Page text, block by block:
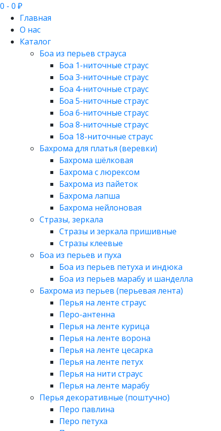
0 - 0 ₽
Главная
О нас
Каталог
Боа из перьев страуса
Боа 1-ниточные страус
Боа 3-ниточные страус
Боа 4-ниточные страус
Боа 5-ниточные страус
Боа 6-ниточные страус
Боа 8-ниточные страус
Боа 18-ниточные страус
Бахрома для платья (веревки)
Бахрома шёлковая
Бахрома с люрексом
Бахрома из пайеток
Бахрома лапша
Бахрома нейлоновая
Стразы, зеркала
Стразы и зеркала пришивные
Стразы клеевые
Боа из перьев и пуха
Боа из перьев петуха и индюка
Боа из перьев марабу и шанделла
Бахрома из перьев (перьевая лента)
Перья на ленте страус
Перо-антенна
Перья на ленте курица
Перья на ленте ворона
Перья на ленте цесарка
Перья на ленте петух
Перья на нити страус
Перья на ленте марабу
Перья декоративные (поштучно)
Перо павлина
Перо петуха